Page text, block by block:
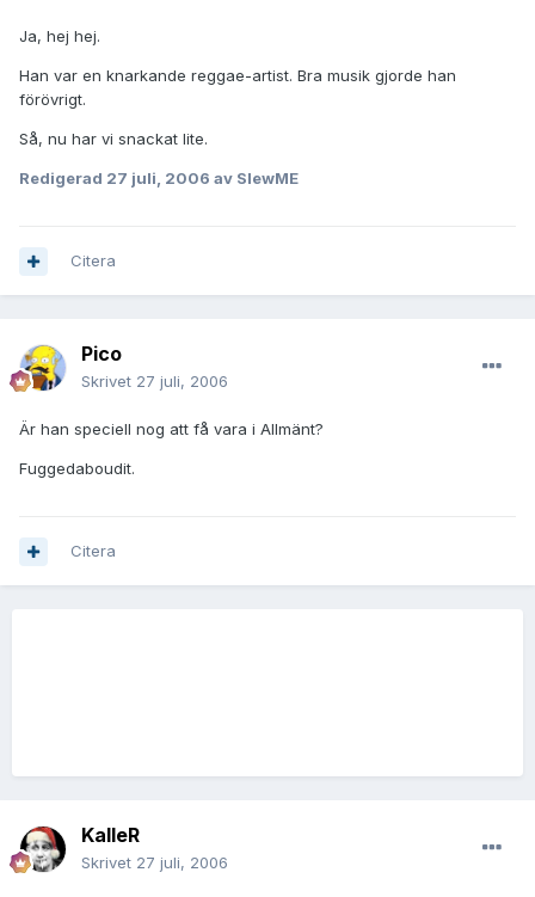
Ja, hej hej.
Han var en knarkande reggae-artist. Bra musik gjorde han
förövrigt.
Så, nu har vi snackat lite.
Redigerad 27 juli, 2006 av SlewME
Citera
Pico
Skrivet 27 juli, 2006
Är han speciell nog att få vara i Allmänt?
Fuggedaboudit.
Citera
KalleR
Skrivet 27 juli, 2006